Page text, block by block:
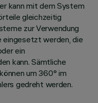
kann mit dem System
gleichzeitig
zur Verwendung
eingesetzt werden, die
ein
kann. Sämtliche
um 360° im
gedreht werden.